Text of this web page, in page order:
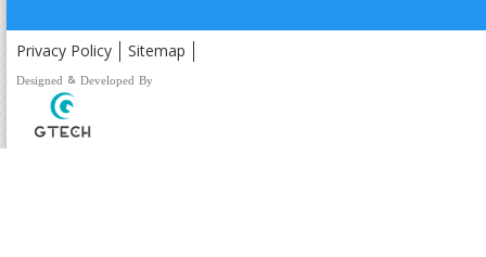
Privacy Policy Sitemap
Designed & Developed By